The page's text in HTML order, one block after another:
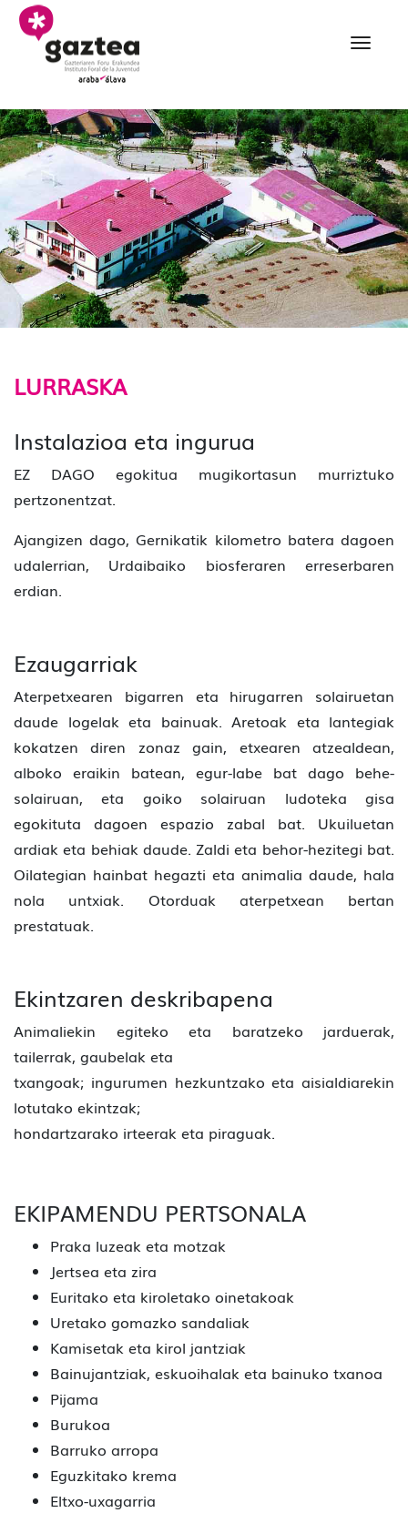
Eduki nagusira joan
004 Lurraska
LURRASKA
Instalazioa eta ingurua
EZ DAGO egokitua mugikortasun murriztuko
pertzonentzat.
Ajangizen dago, Gernikatik kilometro batera dagoen
udalerrian, Urdaibaiko biosferaren erreserbaren
erdian.
Ezaugarriak
Aterpetxearen bigarren eta hirugarren solairuetan
daude logelak eta bainuak. Aretoak eta lantegiak
kokatzen diren zonaz gain, etxearen atzealdean,
alboko eraikin batean, egur-labe bat dago behe-
solairuan, eta goiko solairuan ludoteka gisa
egokituta dagoen espazio zabal bat. Ukuiluetan
ardiak eta behiak daude. Zaldi eta behor-hezitegi bat.
Oilategian hainbat hegazti eta animalia daude, hala
nola untxiak. Otorduak aterpetxean bertan
prestatuak.
Ekintzaren deskribapena
Animaliekin egiteko eta baratzeko jarduerak,
tailerrak, gaubelak eta
txangoak; ingurumen hezkuntzako eta aisialdiarekin
lotutako ekintzak;
hondartzarako irteerak eta piraguak.
EKIPAMENDU PERTSONALA
Praka luzeak eta motzak
Jertsea eta zira
Euritako eta kiroletako oinetakoak
Uretako gomazko sandaliak
Kamisetak eta kirol jantziak
Bainujantziak, eskuoihalak eta bainuko txanoa
Pijama
Burukoa
Barruko arropa
Eguzkitako krema
Eltxo-uxagarria